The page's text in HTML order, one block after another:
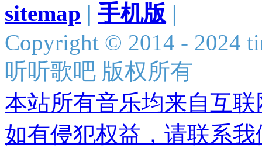
sitemap | 手机版 |
Copyright © 2014 - 2024
听听歌吧 版权所有
本站所有音乐均来自互
如有侵犯权益，请联系